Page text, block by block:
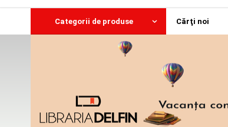
Categorii de produse Cărţi noi